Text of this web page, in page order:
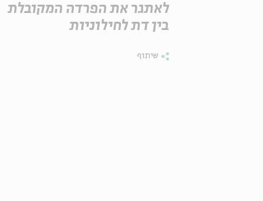
לאתגר את הפרדה המקובלת
בין דת לחילוניות
שיתוף